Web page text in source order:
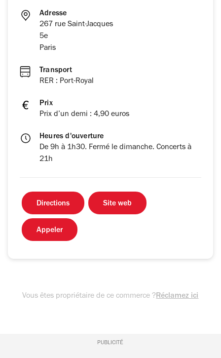
Adresse
267 rue Saint-Jacques
5e
Paris
Transport
RER : Port-Royal
Prix
Prix d’un demi : 4,90 euros
Heures d'ouverture
De 9h à 1h30. Fermé le dimanche. Concerts à
21h
Directions Site web
Appeler
Vous êtes propriétaire de ce commerce ?Réclamez ici
PUBLICITÉ